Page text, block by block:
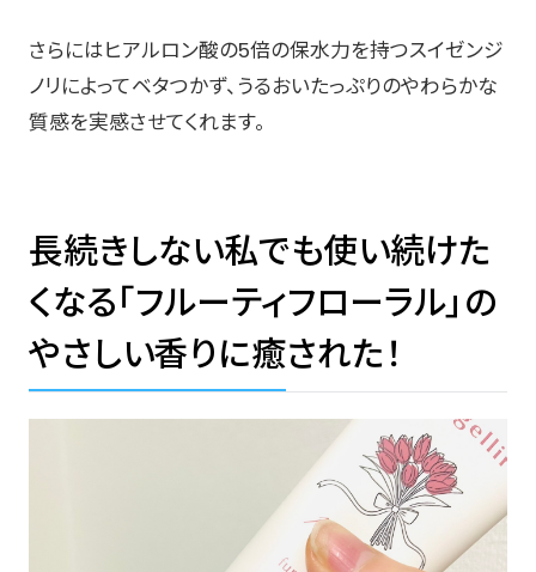
さらにはヒアルロン酸の5倍の保水力を持つスイゼンジ
ノリによってベタつかず、うるおいたっぷりのやわらかな
質感を実感させてくれます。
長続きしない私でも使い続けた
くなる「フルーティフローラル」の
やさしい香りに癒された！